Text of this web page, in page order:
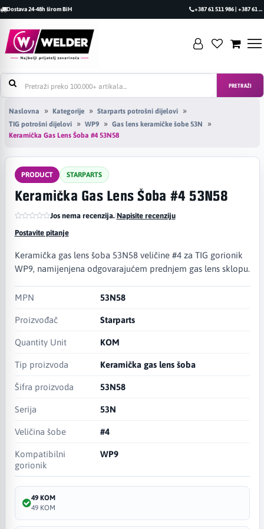
Dostava 24-48h širom BiH +387 61 511 986 | +387 61 493 470
PRETRAŽI
Naslovna Kategorije
Starparts potrošni dijelovi
TIG potrošni dijelovi
WP9
Gas lens keramičke šobe 53N
Keramička Gas Lens Šoba #4 53N58
PRODUCT STARPARTS
Keramička Gas Lens Šoba #4 53N58
Jos nema recenzija.|Napisite recenziju
Postavite pitanje
Keramička gas lens šoba 53N58 veličine #4 za TIG gorionik
WP9, namijenjena odgovarajućem prednjem gas lens sklopu.
MPN 53N58
Proizvođač Starparts
Quantity Unit KOM
Tip proizvoda Keramička gas lens šoba
Šifra proizvoda 53N58
Serija 53N
Veličina šobe #4
Kompatibilni
gorionik
WP9
49 KOM
49 KOM